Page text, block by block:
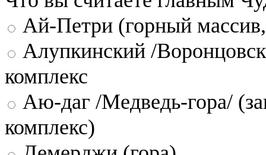
Ай-Петри (горный
Алупкинский /
комплекс
Аю-даг /Медведь-гора/
комплекс)